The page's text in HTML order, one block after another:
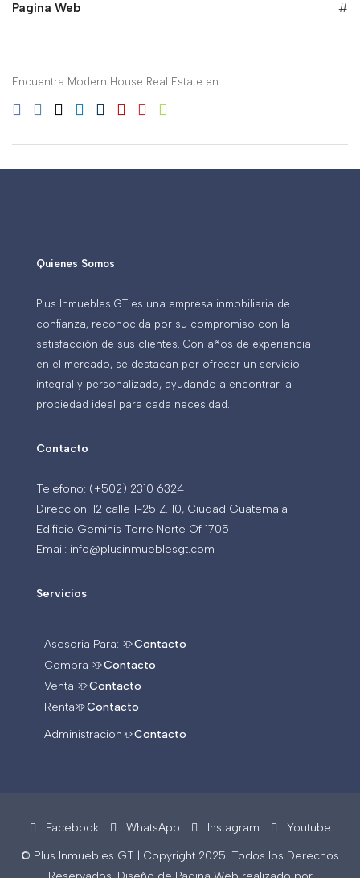
Pagina Web
#
Encuentra Modern House Real Estate en:
Quienes Somos
Plus Inmuebles GT es una empresa inmobiliaria de
confianza, reconocida por su compromiso con la
satisfacción de sus clientes. Con años de experiencia
en el mercado, se destacan por ofrecer un servicio
integral y personalizado, ayudando a encontrar la
propiedad ideal para cada necesidad.
Contacto
Telefono: (+502) 2310 6324
Direccion: 12 calle 1-25 Z. 10, Ciudad Guatemala
Edificio Geminis Torre Norte Of 1705
Email: info@plusinmueblesgt.com
Servicios
Asesoria Para: >>Contacto
Compra >>Contacto
Venta >>Contacto
Renta>>Contacto
Administracion>>Contacto
Facebook WhatsApp Instagram Youtube
© Plus Inmuebles GT | Copyright 2025. Todos los Derechos